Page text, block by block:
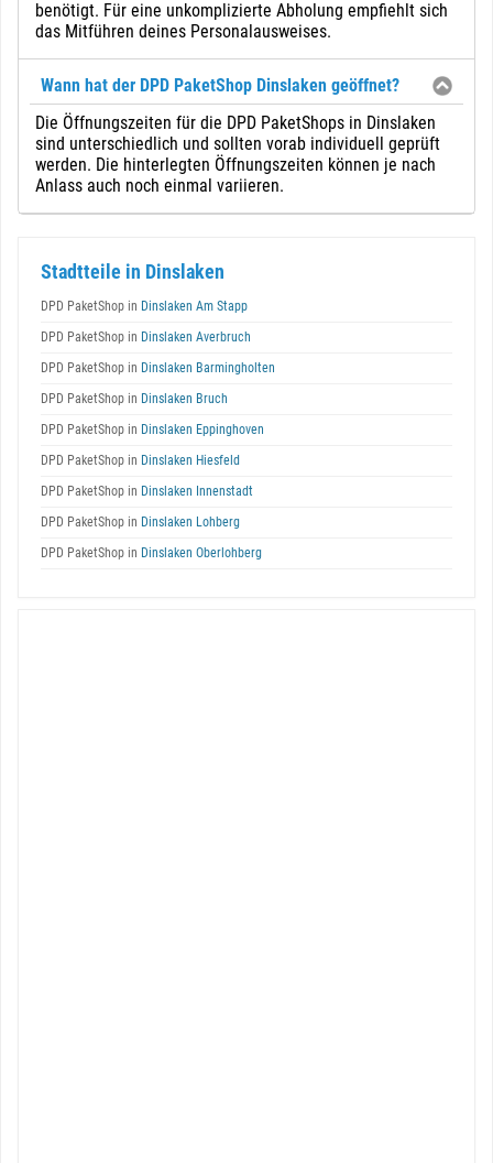
benötigt. Für eine unkomplizierte Abholung empfiehlt sich
das Mitführen deines Personalausweises.
Wann hat der DPD PaketShop Dinslaken geöffnet?
Die Öffnungszeiten für die DPD PaketShops in Dinslaken
sind unterschiedlich und sollten vorab individuell geprüft
werden. Die hinterlegten Öffnungszeiten können je nach
Anlass auch noch einmal variieren.
Stadtteile in Dinslaken
DPD PaketShop in Dinslaken Am Stapp
DPD PaketShop in Dinslaken Averbruch
DPD PaketShop in Dinslaken Barmingholten
DPD PaketShop in Dinslaken Bruch
DPD PaketShop in Dinslaken Eppinghoven
DPD PaketShop in Dinslaken Hiesfeld
DPD PaketShop in Dinslaken Innenstadt
DPD PaketShop in Dinslaken Lohberg
DPD PaketShop in Dinslaken Oberlohberg